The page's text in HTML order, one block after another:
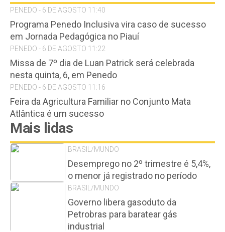
PENEDO - 6 DE AGOSTO 11:40
Programa Penedo Inclusiva vira caso de sucesso
em Jornada Pedagógica no Piauí
PENEDO - 6 DE AGOSTO 11:22
Missa de 7º dia de Luan Patrick será celebrada
nesta quinta, 6, em Penedo
PENEDO - 6 DE AGOSTO 11:16
Feira da Agricultura Familiar no Conjunto Mata
Atlântica é um sucesso
Mais lidas
BRASIL/MUNDO
Desemprego no 2º trimestre é 5,4%,
o menor já registrado no período
BRASIL/MUNDO
Governo libera gasoduto da
Petrobras para baratear gás
industrial